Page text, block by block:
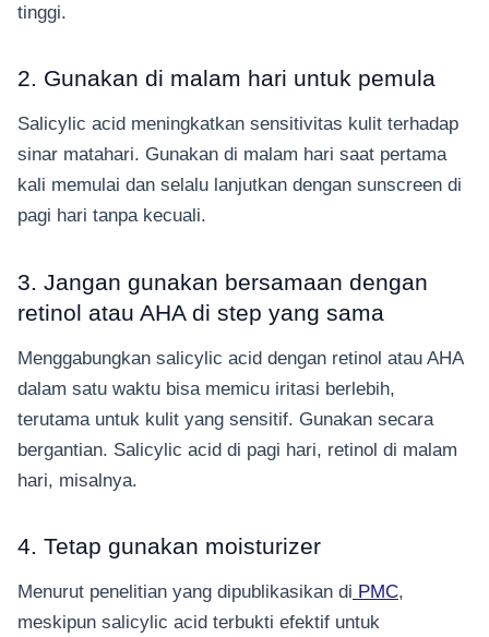
tinggi.
2. Gunakan di malam hari untuk pemula
Salicylic acid meningkatkan sensitivitas kulit terhadap
sinar matahari. Gunakan di malam hari saat pertama
kali memulai dan selalu lanjutkan dengan sunscreen di
pagi hari tanpa kecuali.
3. Jangan gunakan bersamaan dengan
retinol atau AHA di step yang sama
Menggabungkan salicylic acid dengan retinol atau AHA
dalam satu waktu bisa memicu iritasi berlebih,
terutama untuk kulit yang sensitif. Gunakan secara
bergantian. Salicylic acid di pagi hari, retinol di malam
hari, misalnya.
4. Tetap gunakan moisturizer
Menurut penelitian yang dipublikasikan di PMC,
meskipun salicylic acid terbukti efektif untuk